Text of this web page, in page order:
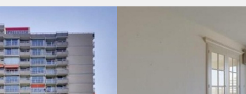
van de Eigenaar
van de Eigenaar